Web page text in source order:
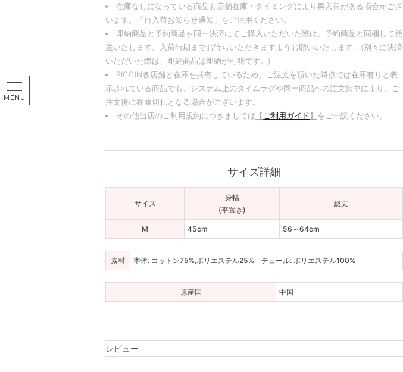
サイズ詳細
サイズ
身幅
(平置き)
総丈
M 45cm 56～64cm
素材 本体: コットン75%,ポリエステル25% チュール: ポリエステル100%
原産国 中国
在庫なしになっている商品も店舗在庫・タイミングにより再入荷がある場合がござ
います。「再入荷お知らせ通知」をご活用ください。
即納商品と予約商品を同一決済にてご購入いただいた際は、予約商品と同梱して発
送いたします。入荷時期までお待ちいただきますようお願いいたします。(別々に決済
いただいた際は、即納商品は即納が可能です。)
PICCIN各店舗と在庫を共有しているため、ご注文を頂いた時点では在庫有りと表
示されている商品でも、システム上のタイムラグや同一商品への注文集中により、ご
注文後に在庫切れとなる場合がございます。
その他当店のご利用規約につきましては 【 ご利用ガイド】 をご一読ください。
レビュー